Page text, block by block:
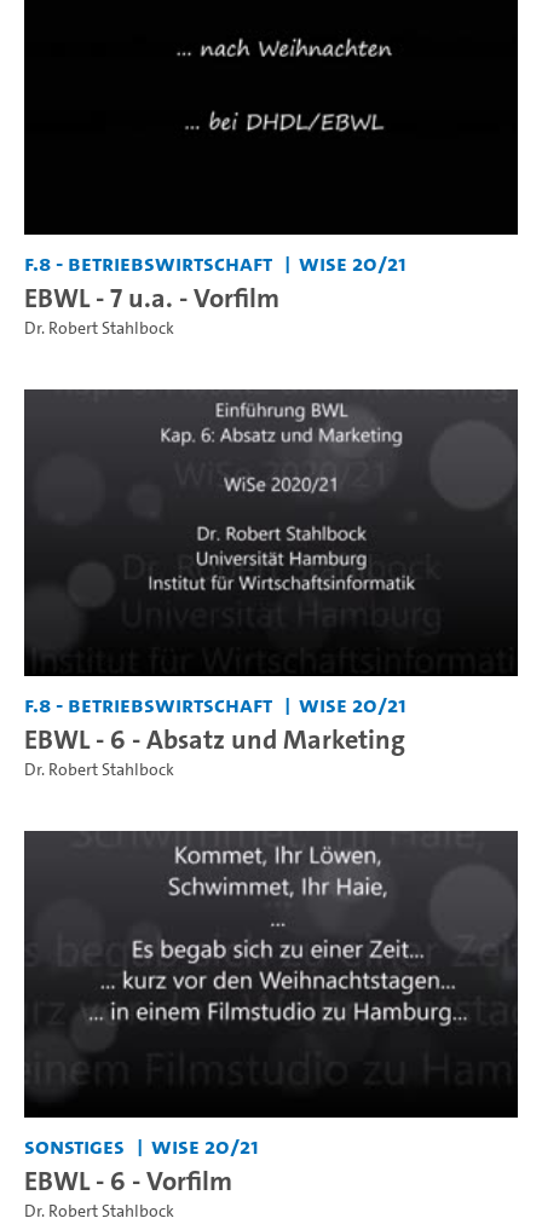
F.8 - Betriebswirtschaft WiSe 20/21
EBWL - 7 u.a. - Vorfilm
Dr. Robert Stahlbock
F.8 - Betriebswirtschaft WiSe 20/21
EBWL - 6 - Absatz und Marketing
Dr. Robert Stahlbock
Sonstiges WiSe 20/21
EBWL - 6 - Vorfilm
Dr. Robert Stahlbock